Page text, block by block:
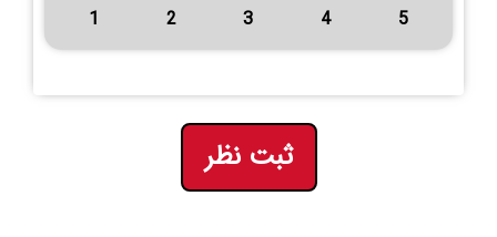
1 2 3 4 5
ثبت نظر